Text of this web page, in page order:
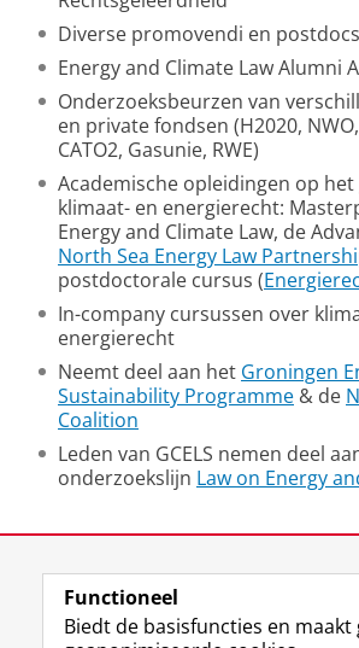
Diverse promovendi en postdocs
Energy and Climate Law Alumni
Onderzoeksbeurzen van
en private fondsen (H2020, NWO,
CATO2, Gasunie, RWE)
Academische opleidingen op het
klimaat- en energierecht:
Energy and Climate Law, de
North Sea Energy Law
postdoctorale cursus (
In-company cursussen over
energierecht
Neemt deel aan het Groningen
Sustainability Programme & de
Coalition
Leden van GCELS nemen deel
onderzoekslijn Law on Energy
View this page in:English
Functioneel
Biedt de basisfuncties en maakt